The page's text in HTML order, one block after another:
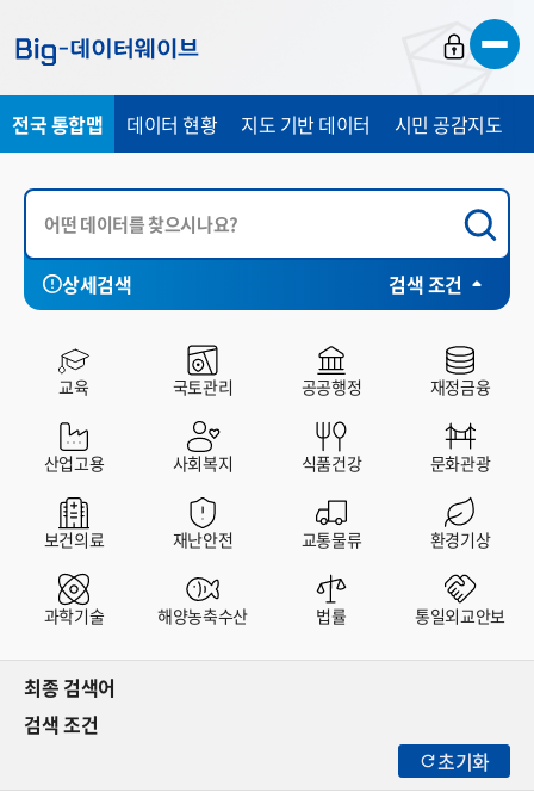
가
기
가
기
가
기
전국 통합맵 데이터 현황 지도 기반 데이터 시민 공감지도
상세검색 검색 조건
서울특별시 부산광역시 대구광역시 인천광역시
공공데이터포털
교육 국토관리 공공행정 재정금융
산업고용 사회복지 식품건강 문화관광
보건의료 재난안전 교통물류 환경기상
과학기술 해양농축수산 법률 통일외교안보
최종 검색어
검색 조건
초기화